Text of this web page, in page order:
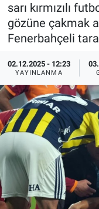
sarı kırmızılı
gözüne çakmak
Fenerbahçeli
02.12.2025 - 12:23
YAYINLANMA
Özel Haberler
Dünya
Kadın
Erişim
Sağlık
Teknoloji
Haber Arşivi